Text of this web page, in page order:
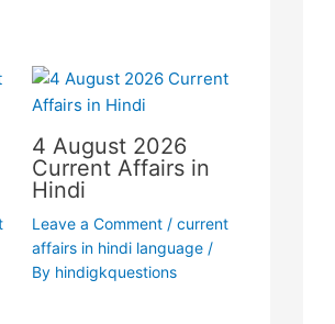
4 August 2026
Current Affairs in
Hindi
Leave a Comment / current
affairs in hindi language/
By hindigkquestions